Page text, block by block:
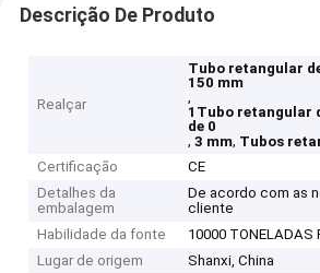
Descrição De Produto
Realçar
Tubo retangular
150 mm
,
1Tubo retangular
de 0
,3 mm, Tubos
Certificação
CE
Detalhes da
embalagem
De acordo com as
cliente
Habilidade da fonte
10000 TONELADAS
Lugar de origem
Shanxi, China